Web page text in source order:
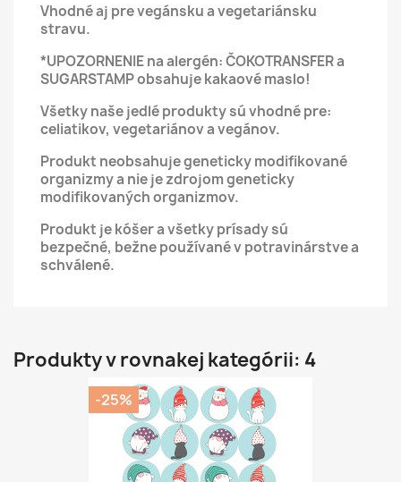
Vhodné aj pre vegánsku a vegetariánsku
stravu.
*UPOZORNENIE na alergén: ČOKOTRANSFER a
SUGARSTAMP obsahuje kakaové maslo!
Všetky naše jedlé produkty sú vhodné pre:
celiatikov, vegetariánov a vegánov.
Produkt neobsahuje geneticky modifikované
organizmy a nie je zdrojom geneticky
modifikovaných organizmov.
Produkt je kóšer a všetky prísady sú
bezpečné, bežne používané v potravinárstve a
schválené.
Produkty v rovnakej kategórii: 4
-25%